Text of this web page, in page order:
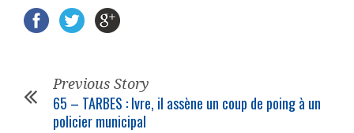
Previous Story
65 – TARBES : Ivre, il assène un coup de poing à un
policiermunicipal